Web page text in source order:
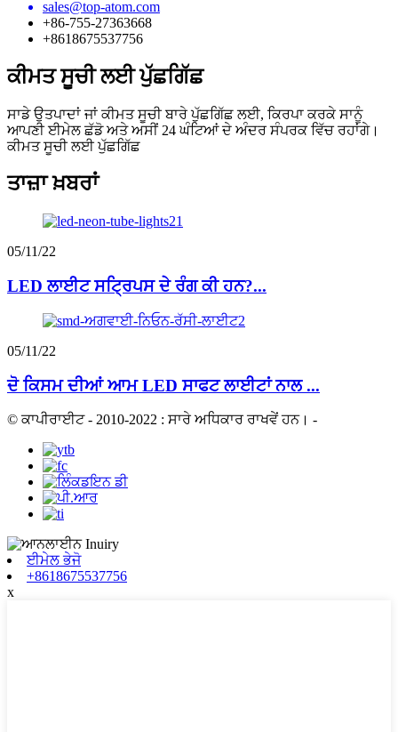
sales@top-atom.com
+86-755-27363668
+8618675537756
ਕੀਮਤ ਸੂਚੀ ਲਈ ਪੁੱਛਗਿੱਛ
ਸਾਡੇ ਉਤਪਾਦਾਂ ਜਾਂ ਕੀਮਤ ਸੂਚੀ ਬਾਰੇ ਪੁੱਛਗਿੱਛ ਲਈ, ਕਿਰਪਾ ਕਰਕੇ ਸਾਨੂੰ
ਆਪਣੀ ਈਮੇਲ ਛੱਡੋ ਅਤੇ ਅਸੀਂ 24 ਘੰਟਿਆਂ ਦੇ ਅੰਦਰ ਸੰਪਰਕ ਵਿੱਚ ਰਹਾਂਗੇ।
ਕੀਮਤ ਸੂਚੀ ਲਈ ਪੁੱਛਗਿੱਛ
ਤਾਜ਼ਾ ਖ਼ਬਰਾਂ
05/11/22
LED ਲਾਈਟ ਸਟ੍ਰਿਪਸ ਦੇ ਰੰਗ ਕੀ ਹਨ?...
05/11/22
ਦੋ ਕਿਸਮ ਦੀਆਂ ਆਮ LED ਸਾਫਟ ਲਾਈਟਾਂ ਨਾਲ ...
© ਕਾਪੀਰਾਈਟ - 2010-2022 : ਸਾਰੇ ਅਧਿਕਾਰ ਰਾਖਵੇਂ ਹਨ। -
ਈਮੇਲ ਭੇਜੋ
+8618675537756
x